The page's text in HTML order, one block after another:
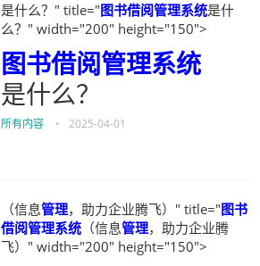
是什么？" title="图书借阅管理系统是什
么？" width="200" height="150">
图书借阅管理系统
是什么？
所有内容 • 2025-04-01
（信息管理，助力企业腾飞）" title="图书
借阅管理系统 （信息管理，助力企业腾
飞）" width="200" height="150">